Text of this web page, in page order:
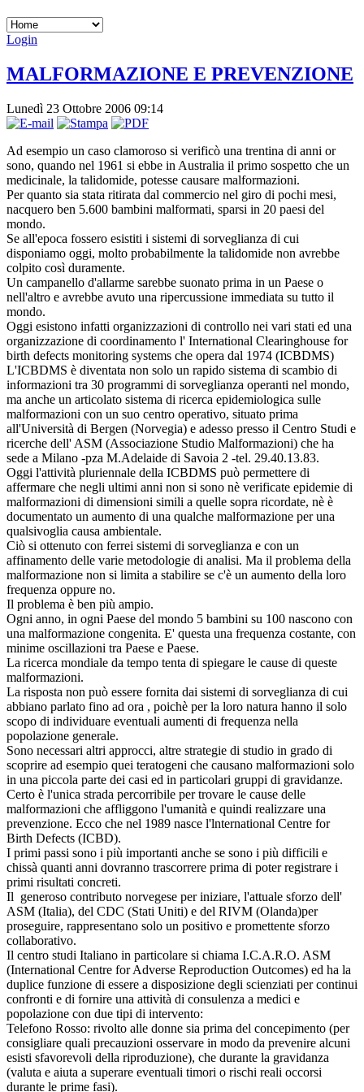
Login
MALFORMAZIONE E PREVENZIONE
Lunedì 23 Ottobre 2006 09:14
Ad esempio un caso clamoroso si verificò una trentina di anni or
sono, quando nel 1961 si ebbe in Australia il primo sospetto che un
medicinale, la talidomide, potesse causare malformazioni.
Per quanto sia stata ritirata dal commercio nel giro di pochi mesi,
nacquero ben 5.600 bambini malformati, sparsi in 20 paesi del
mondo.
Se all'epoca fossero esistiti i sistemi di sorveglianza di cui
disponiamo oggi, molto probabilmente la talidomide non avrebbe
colpito così duramente.
Un campanello d'allarme sarebbe suonato prima in un Paese o
nell'altro e avrebbe avuto una ripercussione immediata su tutto il
mondo.
Oggi esistono infatti organizzazioni di controllo nei vari stati ed una
organizzazione di coordinamento l' International Clearinghouse for
birth defects monitoring systems che opera dal 1974 (ICBDMS)
L'ICBDMS è diventata non solo un rapido sistema di scambio di
informazioni tra 30 programmi di sorveglianza operanti nel mondo,
ma anche un articolato sistema di ricerca epidemiologica sulle
malformazioni con un suo centro operativo, situato prima
all'Università di Bergen (Norvegia) e adesso presso il Centro Studi e
ricerche dell' ASM (Associazione Studio Malformazioni) che ha
sede a Milano -pza M.Adelaide di Savoia 2 -tel. 29.40.13.83.
Oggi l'attività pluriennale della ICBDMS può permettere di
affermare che negli ultimi anni non si sono nè verificate epidemie di
malformazioni di dimensioni simili a quelle sopra ricordate, nè è
documentato un aumento di una qualche malformazione per una
qualsivoglia causa ambientale.
Ciò si ottenuto con ferrei sistemi di sorveglianza e con un
affinamento delle varie metodologie di analisi. Ma il problema della
malformazione non si limita a stabilire se c'è un aumento della loro
frequenza oppure no.
Il problema è ben più ampio.
Ogni anno, in ogni Paese del mondo 5 bambini su 100 nascono con
una malformazione congenita. E' questa una frequenza costante, con
minime oscillazioni tra Paese e Paese.
La ricerca mondiale da tempo tenta di spiegare le cause di queste
malformazioni.
La risposta non può essere fornita dai sistemi di sorveglianza di cui
abbiano parlato fino ad ora , poichè per la loro natura hanno il solo
scopo di individuare eventuali aumenti di frequenza nella
popolazione generale.
Sono necessari altri approcci, altre strategie di studio in grado di
scoprire ad esempio quei teratogeni che causano malformazioni solo
in una piccola parte dei casi ed in particolari gruppi di gravidanze.
Certo è l'unica strada percorribile per trovare le cause delle
malformazioni che affliggono l'umanità e quindi realizzare una
prevenzione. Ecco che nel 1989 nasce l'lnternational Centre for
Birth Defects (ICBD).
I primi passi sono i più importanti anche se sono i più difficili e
chissà quanti anni dovranno trascorrere prima di poter registrare i
primi risultati concreti.
Il generoso contributo norvegese per iniziare, l'attuale sforzo dell'
ASM (Italia), del CDC (Stati Uniti) e del RIVM (Olanda)per
proseguire, rappresentano solo un positivo e promettente sforzo
collaborativo.
Il centro studi Italiano in particolare si chiama I.C.A.R.O. ASM
(International Centre for Adverse Reproduction Outcomes) ed ha la
duplice funzione di essere a disposizione degli scienziati per continui
confronti e di fornire una attività di consulenza a medici e
popolazione con due tipi di intervento:
Telefono Rosso: rivolto alle donne sia prima del concepimento (per
consigliare quali precauzioni osservare in modo da prevenire alcuni
esisti sfavorevoli della riproduzione), che durante la gravidanza
(valuta e aiuta a superare eventuali timori o rischi reali occorsi
durante le prime fasi).